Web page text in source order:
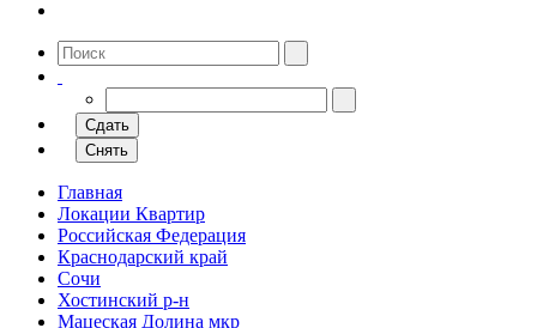
Сдать
Снять
Главная
Локации Квартир
Российская Федерация
Краснодарский край
Сочи
Хостинский р-н
Мацеская Долина мкр